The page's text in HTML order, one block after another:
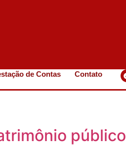
de Contas Contato
público